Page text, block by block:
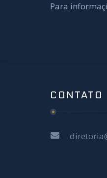
Para
CONTATO